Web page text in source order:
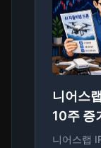
니어스
10주 증
니어스랩